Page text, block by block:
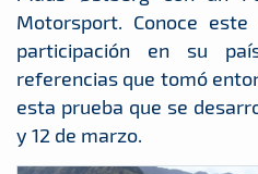
Motorsport. Conoce
participación en su
referencias que tomó
esta prueba que se
y 12 de marzo.